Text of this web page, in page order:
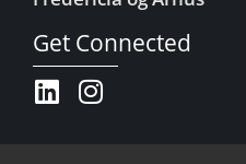
Get Connected